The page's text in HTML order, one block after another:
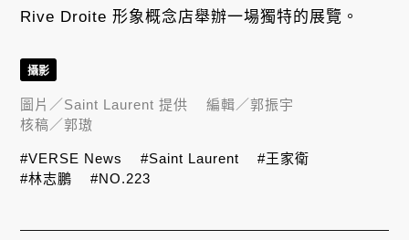
Rive Droite 形象概念店舉辦一場獨特的展覽。
攝影
圖片／Saint Laurent 提供 編輯／郭振宇
核稿／郭璈
#VERSE News #Saint Laurent
#王家衛
#林志鵬
#NO.223